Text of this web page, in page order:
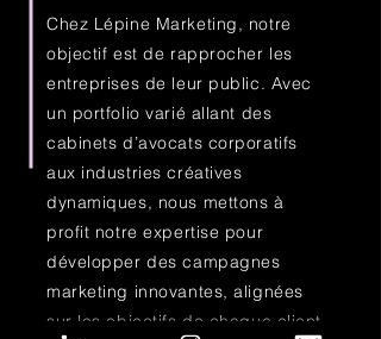
Chez Lépine Marketing, notre
objectif est de rapprocher les
entreprises de leur public. Avec
un portfolio varié allant des
cabinets d’avocats corporatifs
aux industries créatives
dynamiques, nous mettons à
profit notre expertise pour
développer des campagnes
marketing innovantes, alignées
sur les objectifs de chaque client.